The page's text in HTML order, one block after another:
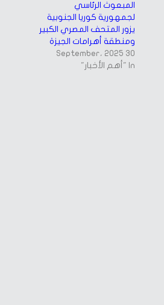
المبعوث الرئاسي
لجمهورية كوريا الجنوبية
يزور المتحف المصري الكبير
ومنطقة أهرامات الجيزة
30 September، 2025
In "أهم الأخبار"